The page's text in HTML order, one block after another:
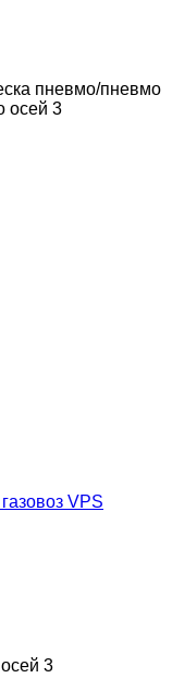
пневмо/пневмо
осей 3
VPS
3